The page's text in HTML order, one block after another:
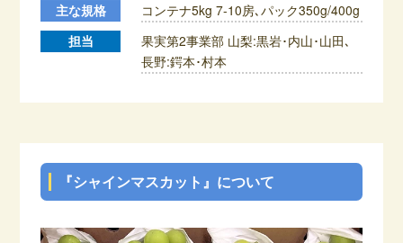
主な規格
コンテナ5kg 7-10房､パック350g/400g
担当
果実第2事業部 山梨:黒岩･内山･山田､
長野:鍔本･村本
『シャインマスカット』について